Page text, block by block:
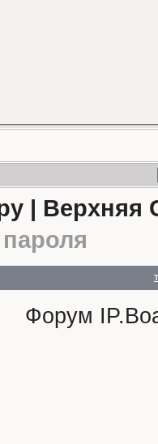
| Верхняя
Форум